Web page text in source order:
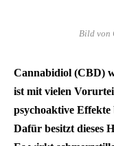
Bild von
Cannabidiol (CBD)
ist mit vielen
psychoaktive
Dafür besitzt dieses